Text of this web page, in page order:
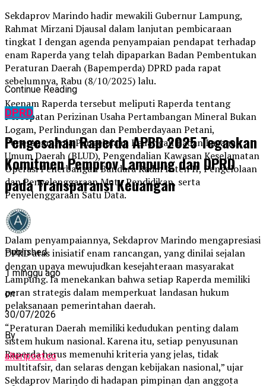
Sekdaprov Marindo hadir mewakili Gubernur Lampung,
Rahmat Mirzani Djausal dalam lanjutan pembicaraan
tingkat I dengan agenda penyampaian pendapat terhadap
enam Raperda yang telah dipaparkan Badan Pembentukan
Peraturan Daerah (Bapemperda) DPRD pada rapat
sebelumnya, Rabu (8/10/2025) lalu.
Keenam Raperda tersebut meliputi Raperda tentang
Percepatan Perizinan Usaha Pertambangan Mineral Bukan
Logam, Perlindungan dan Pemberdayaan Petani,
Penerapan Pola Pengelolaan Keuangan Badan Layanan
Umum Daerah (BLUD), Pengendalian Kawasan Keselamatan
Operasi Penerbangan Bandara Radin Inten II, Pengelolaan
dan Penyelenggaraan Mutu Pendidikan, serta
Penyelenggaraan Satu Data.
Dalam penyampaiannya, Sekdaprov Marindo mengapresiasi
DPRD atas inisiatif enam rancangan, yang dinilai sejalan
dengan upaya mewujudkan kesejahteraan masyarakat
Lampung. Ia menekankan bahwa setiap Raperda memiliki
peran strategis dalam memperkuat landasan hukum
pelaksanaan pemerintahan daerah.
“Peraturan Daerah memiliki kedudukan penting dalam
sistem hukum nasional. Karena itu, setiap penyusunan
Raperda harus memenuhi kriteria yang jelas, tidak
multitafsir, dan selaras dengan kebijakan nasional,” ujar
Sekdaprov Marindo di hadapan pimpinan dan anggota
Continue Reading
DPRD
Pengesahan Raperda APBD 2025 Tegaskan
Komitmen Pemprov Lampung dan DPRD
pada Transparansi Keuangan
Published
1 minggu ago
on
30/07/2026
By
alteripost.co